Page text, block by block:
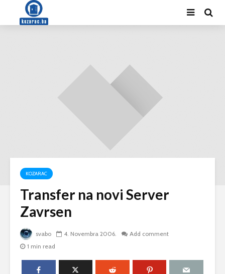
KOZARAC
Transfer na novi Server
Zavrsen
svabo 4. Novembra 2006.
Add comment
1 min read